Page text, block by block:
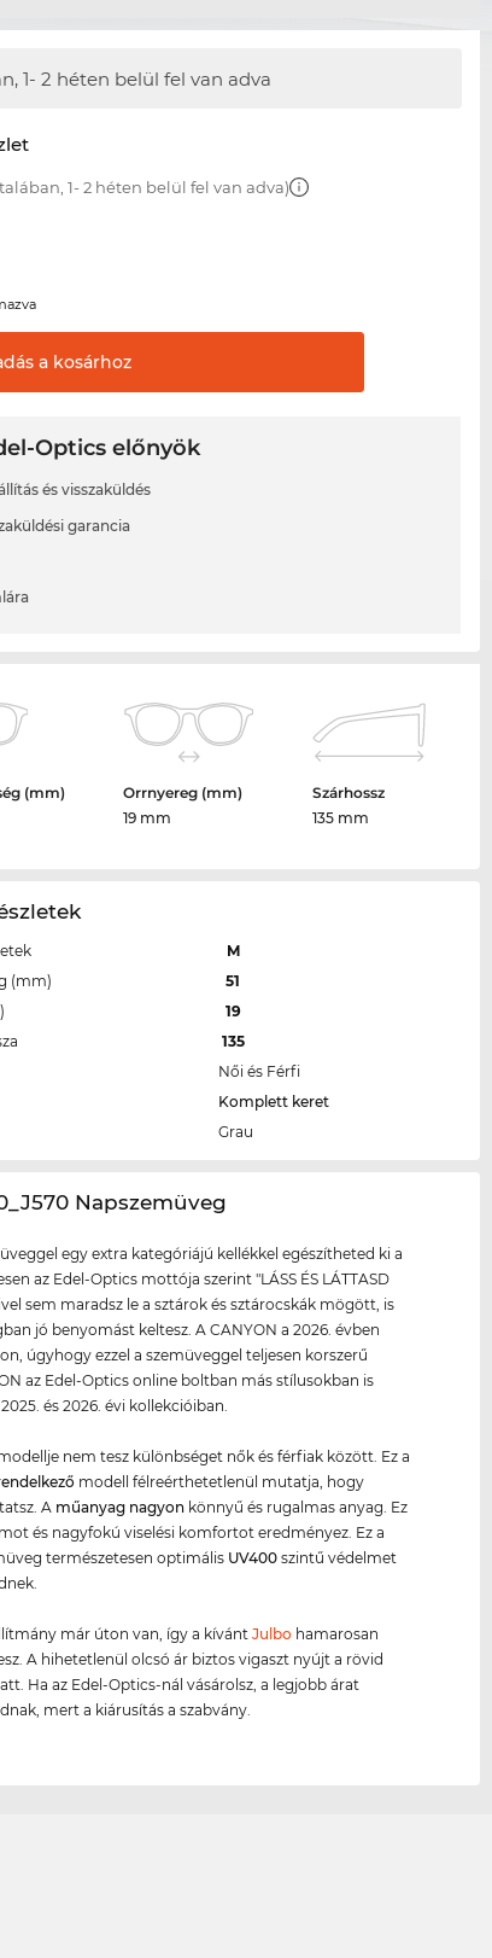
1- 2 héten belül fel van adva
1- 2 héten belül fel van adva)
a kosárhoz
Optics előnyök
és visszaküldés
garancia
(mm)
Orrnyereg (mm)
19 mm
Szárhossz
135 mm
M
(mm)
51
19
135
Női és Férfi
Komplett keret
Grau
Napszemüveg
egy extra kategóriájú kellékkel egészítheted ki a
az Edel-Optics mottója szerint "LÁSS ÉS LÁTTASD
sem maradsz le a sztárok és sztárocskák mögött, is
jó benyomást keltesz. A CANYON a 2026. évben
úgyhogy ezzel a szemüveggel teljesen korszerű
az Edel-Optics online boltban más stílusokban is
2025. és 2026. évi kollekcióiban.
nem tesz különbséget nők és férfiak között. Ez a
modell félreérthetetlenül mutatja, hogy
A műanyag nagyon könnyű és rugalmas anyag. Ez
és nagyfokú viselési komfortot eredményez. Ez a
természetesen optimális UV400 szintű védelmet
már úton van, így a kívántJulbo hamarosan
A hihetetlenül olcsó ár biztos vigaszt nyújt a rövid
Ha az Edel-Optics-nál vásárolsz, a legjobb árat
mert a kiárusítás a szabvány.